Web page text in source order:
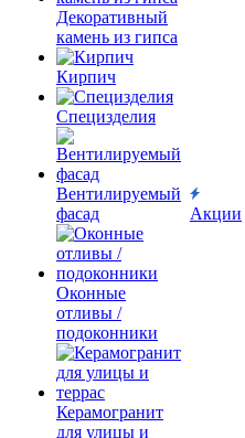
Декоративный
камень из гипса
Кирпич
Специзделия
Вентилируемый
фасад
Оконные
отливы /
подоконники
Керамогранит
для улицы и
Акции